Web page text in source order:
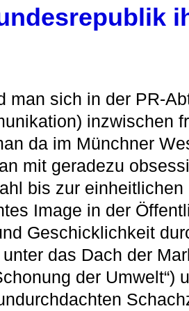
man sich in der PR-
inzwischen
da im Münchner
mit geradezu
bis zur
Image in der
Geschicklichkeit
das Dach der
der Umwelt“)